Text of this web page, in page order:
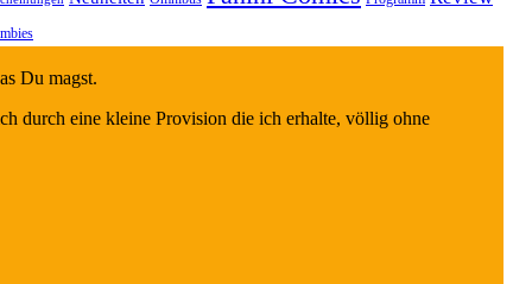
Du magst.
durch eine kleine Provision die ich erhalte, völlig ohne